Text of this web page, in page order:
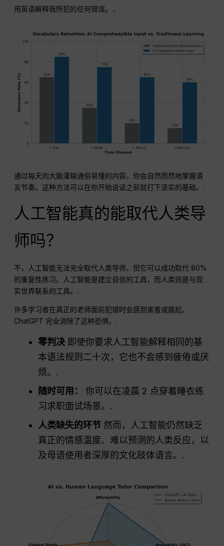
用英语解释我所犯的任何错误。.
通过每天向大脑灌输通俗易懂的内容，你会自然而然地掌握语
言节奏。这种方法可以在你开始说话之前就打下坚实的基础。.
人工智能真的能取代人类导
师吗？
不，人工智能无法完全取代人类导师，但它可以成功取代 80%
的重复性练习。人工智能是建立自信的工具，而人类则是与现
实世界联系的工具。.
许多学习者在真正的老师面前犯错时会感到害羞或尴尬。
ChatGPT 完全消除了这种恐惧。.
零判决 即使你要求人工智能解释相同的基
本语法规则二十次，它也不会感到疲倦或厌
烦。.
随时可用：
你可以在凌晨 2 点穿着睡衣练
习求职面试场景。.
人类缺失的环节 然而，人工智能仍然缺乏
真正的情感温度、难以预测的人类反应，以
及母语使用者深厚的文化肢体语言。.